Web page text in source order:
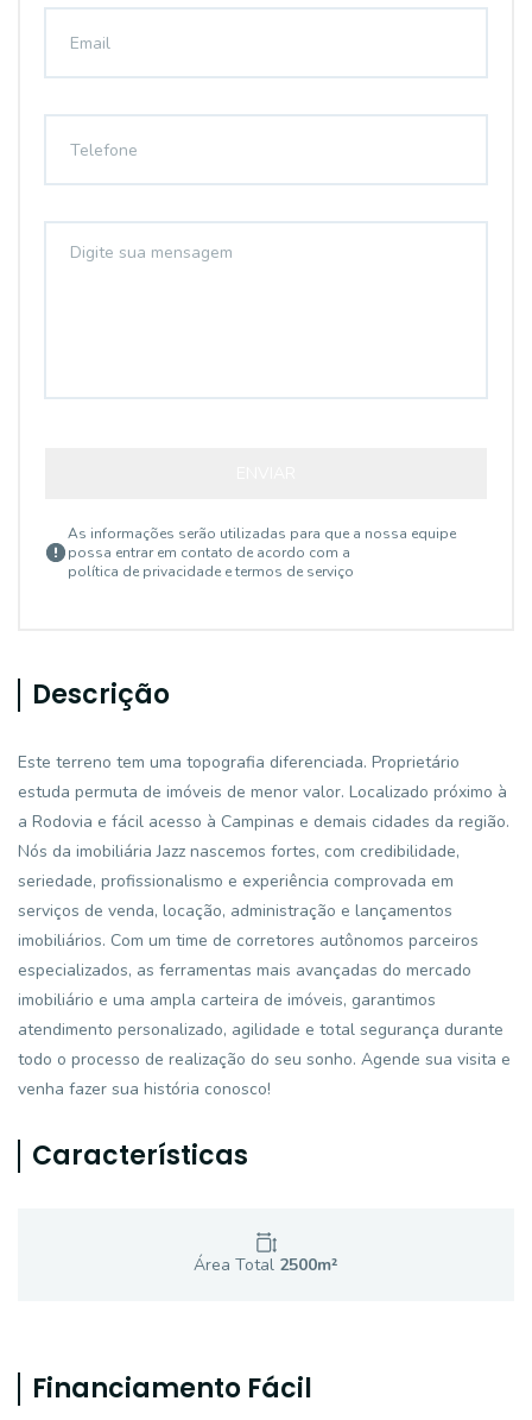
As informações serão utilizadas para que a nossa equipe
possa entrar em contato de acordo com a
política de privacidade e termos de serviço
Descrição
Este terreno tem uma topografia diferenciada. Proprietário
estuda permuta de imóveis de menor valor. Localizado próximo à
a Rodovia e fácil acesso à Campinas e demais cidades da região.
Nós da imobiliária Jazz nascemos fortes, com credibilidade,
seriedade, profissionalismo e experiência comprovada em
serviços de venda, locação, administração e lançamentos
imobiliários. Com um time de corretores autônomos parceiros
especializados, as ferramentas mais avançadas do mercado
imobiliário e uma ampla carteira de imóveis, garantimos
atendimento personalizado, agilidade e total segurança durante
todo o processo de realização do seu sonho. Agende sua visita e
venha fazer sua história conosco!
Características
Área Total 2500m²
Financiamento Fácil